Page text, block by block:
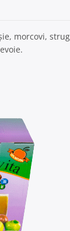
morcovi,